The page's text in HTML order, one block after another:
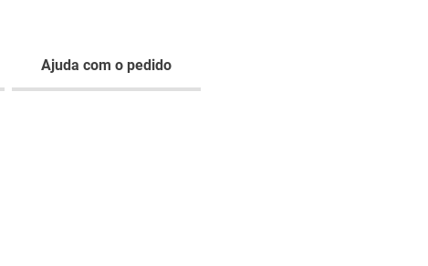
Ajuda com o pedido